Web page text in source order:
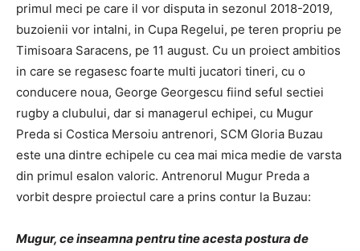
primul meci pe care il vor disputa in sezonul 2018-2019,
buzoienii vor intalni, in Cupa Regelui, pe teren propriu pe
Timisoara Saracens, pe 11 august. Cu un proiect ambitios
in care se regasesc foarte multi jucatori tineri, cu o
conducere noua, George Georgescu fiind seful sectiei
rugby a clubului, dar si managerul echipei, cu Mugur
Preda si Costica Mersoiu antrenori, SCM Gloria Buzau
este una dintre echipele cu cea mai mica medie de varsta
din primul esalon valoric. Antrenorul Mugur Preda a
vorbit despre proiectul care a prins contur la Buzau:
Mugur, ce inseamna pentru tine acesta postura de